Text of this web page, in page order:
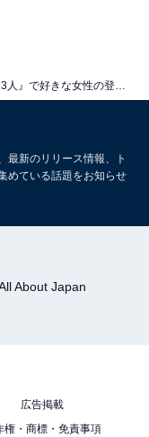
親と頼朝との間で
性だから（40歳女
がとても好印象
た。
もぴったりなうえ
天使です（67歳男
んの着物姿や時折
ました。
最新のリリース情報、ト
めている話題をお知らせ
About Japan
広告掲載
権・商標・免責事項